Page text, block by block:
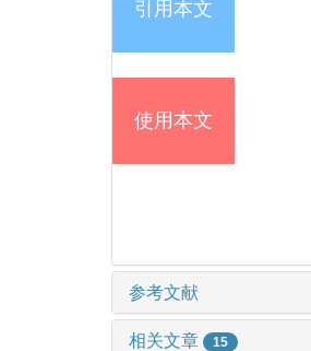
引用本文
使用本文
参考文献
相关文章 15